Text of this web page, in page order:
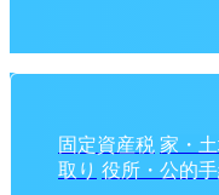
固定資産税 家・
取り 役所・公的手